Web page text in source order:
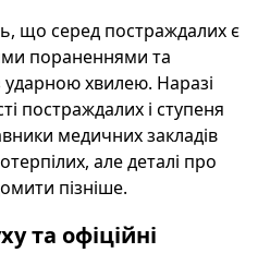
що серед постраждалих є
пораненнями та
хвилею. Наразі
постраждалих і ступеня
медичних закладів
але деталі про
пізніше.
та офіційні